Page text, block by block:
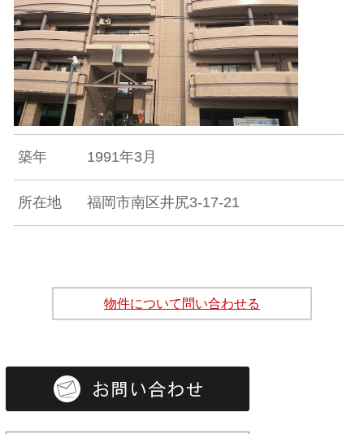
築年 1991年3月
所在地 福岡市南区井尻3-17-21
物件について問い合わせる